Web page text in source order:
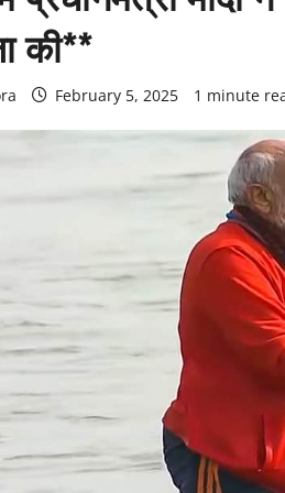
की**
February 5, 2025 1 minute